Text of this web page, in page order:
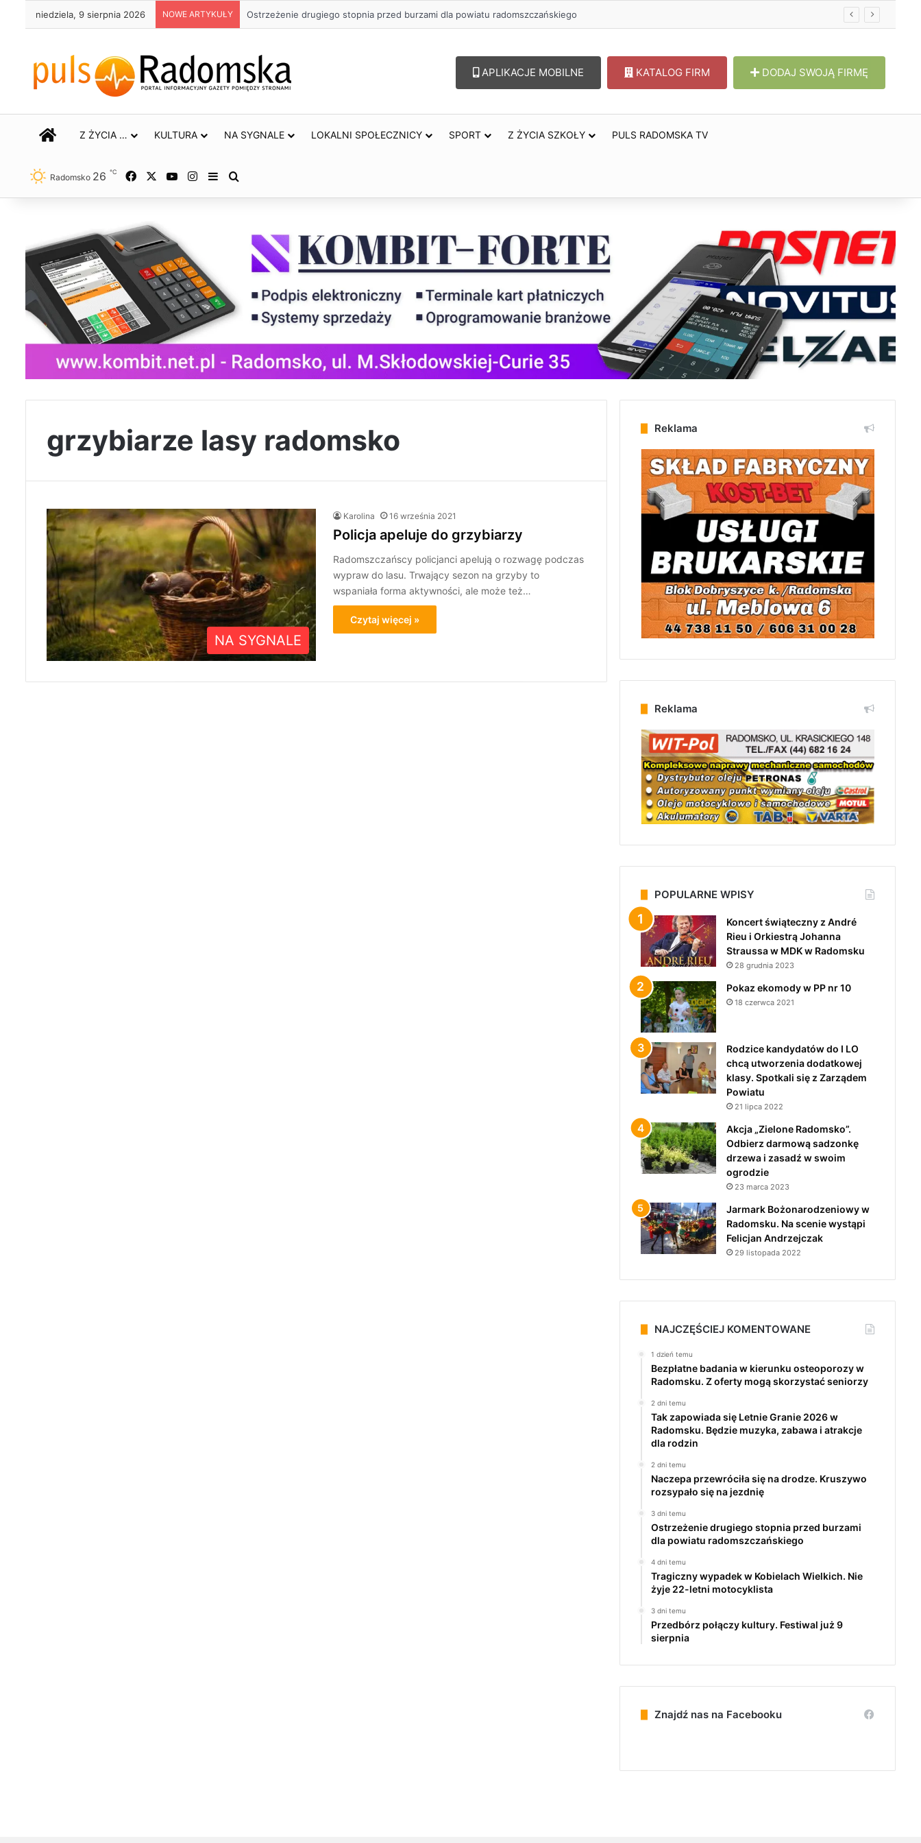
niedziela, 9 sierpnia 2026 NOWE ARTYKUŁY Ostrzeżenie drugiego stopnia przed burzami dla powiatu radomszczańskiego
APLIKACJE MOBILNE KATALOG FIRM DODAJ SWOJĄ FIRMĘ
STRONA GŁÓWNA
Z ŻYCIA … KULTURA NA SYGNALE LOKALNI SPOŁECZNICY SPORT Z ŻYCIA SZKOŁY PULS RADOMSKA TV
Radomsko 26 ℃ Facebook YouTubeInstagram
Sidebar
grzybiarze lasy radomsko
NA SYGNALE
Karolina 16 września 2021
Policja apeluje do grzybiarzy
Radomszczańscy policjanci apelują o rozwagę podczas
wypraw do lasu. Trwający sezon na grzyby to
wspaniała forma aktywności, ale może też…
Czytaj więcej »
Reklama
Reklama
POPULARNE WPISY
Koncert świąteczny z André
Rieu i Orkiestrą Johanna
Straussa w MDK w Radomsku
28 grudnia 2023
Pokaz ekomody w PP nr 10
18 czerwca 2021
Rodzice kandydatów do I LO
chcą utworzenia dodatkowej
klasy. Spotkali się z Zarządem
Powiatu
21 lipca 2022
Akcja „Zielone Radomsko”.
Odbierz darmową sadzonkę
drzewa i zasadź w swoim
ogrodzie
23 marca 2023
Jarmark Bożonarodzeniowy w
Radomsku. Na scenie wystąpi
Felicjan Andrzejczak
29 listopada 2022
NAJCZĘŚCIEJ KOMENTOWANE
1 dzień temu
Bezpłatne badania w kierunku osteoporozy w
Radomsku. Z oferty mogą skorzystać seniorzy
2 dni temu
Tak zapowiada się Letnie Granie 2026 w
Radomsku. Będzie muzyka, zabawa i atrakcje
dla rodzin
2 dni temu
Naczepa przewróciła się na drodze. Kruszywo
rozsypało się na jezdnię
3 dni temu
Ostrzeżenie drugiego stopnia przed burzami
dla powiatu radomszczańskiego
4 dni temu
Tragiczny wypadek w Kobielach Wielkich. Nie
żyje 22-letni motocyklista
3 dni temu
Przedbórz połączy kultury. Festiwal już 9
sierpnia
Znajdź nas na Facebooku